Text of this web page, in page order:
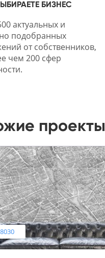
БИЗНЕС
актуальных и
подобранных
от собственников,
чем 200 сфер
проекты
8030